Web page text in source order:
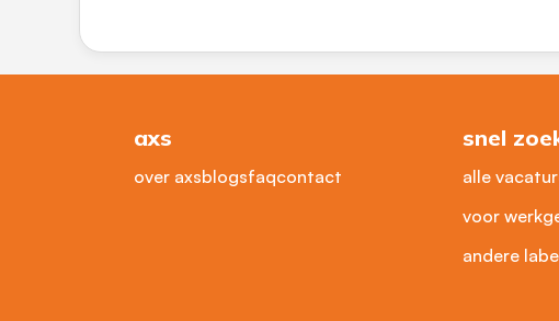
axs
over axsblogsfaqcontact
snel
alle
voor
andere